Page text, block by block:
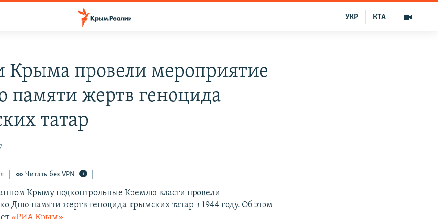
КТА
УКР
Крыма провели мероприятие
памяти жертв геноцида
татар
Читать без VPN
Крыму подконтрольные Кремлю власти провели
Дню памяти жертв геноцида крымских татар в 1944 году. Об этом